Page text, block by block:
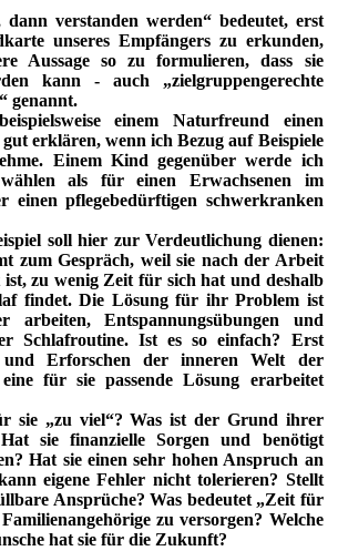
dann verstanden werden“ bedeutet, erst
unseres Empfängers zu erkunden,
Aussage so zu formulieren, dass sie
kann - auch „zielgruppengerechte
genannt.
einem Naturfreund einen
erklären, wenn ich Bezug auf Beispiele
Einem Kind gegenüber werde ich
als für einen Erwachsenen im
einen pflegebedürftigen schwerkranken
soll hier zur Verdeutlichung dienen:
zum Gespräch, weil sie nach der Arbeit
zu wenig Zeit für sich hat und deshalb
findet. Die Lösung für ihr Problem ist
arbeiten, Entspannungsübungen und
Schlafroutine. Ist es so einfach? Erst
Erforschen der inneren Welt der
für sie passende Lösung erarbeitet
sie „zu viel“? Was ist der Grund ihrer
Hat sie finanzielle Sorgen und benötigt
Hat sie einen sehr hohen Anspruch an
eigene Fehler nicht tolerieren? Stellt
Ansprüche? Was bedeutet „Zeit für
zu versorgen? Welche
hat sie für die Zukunft?